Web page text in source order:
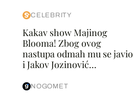
CELEBRITY
Kakav show Majinog
Blooma! Zbog ovog
nastupa odmah mu se javio
i Jakov Jozinović...
NOGOMET